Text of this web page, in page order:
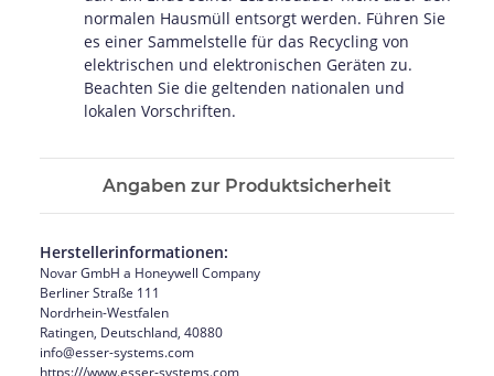
normalen Hausmüll entsorgt werden. Führen Sie
es einer Sammelstelle für das Recycling von
elektrischen und elektronischen Geräten zu.
Beachten Sie die geltenden nationalen und
lokalen Vorschriften.
Angaben zur Produktsicherheit
Herstellerinformationen:
Novar GmbH a Honeywell Company
Berliner Straße 111
Nordrhein-Westfalen
Ratingen, Deutschland, 40880
info@esser-systems.com
https:///www.esser-systems.com